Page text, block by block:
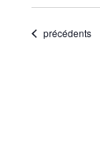
Laconnex
Évènements
précédents